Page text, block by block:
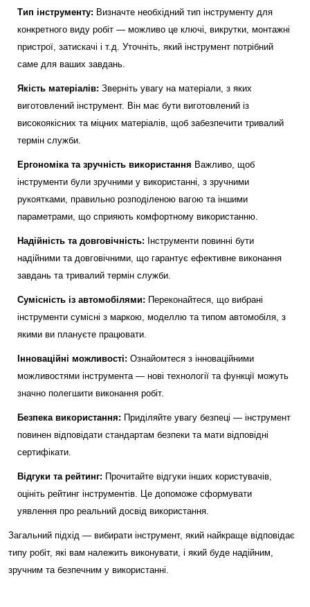
Тип інструменту: Визначте необхідний тип інструменту для
конкретного виду робіт — можливо це ключі, викрутки, монтажні
пристрої, затискачі і т.д. Уточніть, який інструмент потрібний
саме для ваших завдань.
Якість матеріалів: Зверніть увагу на матеріали, з яких
виготовлений інструмент. Він має бути виготовлений із
високоякісних та міцних матеріалів, щоб забезпечити тривалий
термін служби.
Ергономіка та зручність використання Важливо, щоб
інструменти були зручними у використанні, з зручними
рукоятками, правильно розподіленою вагою та іншими
параметрами, що сприяють комфортному використанню.
Надійність та довговічність: Інструменти повинні бути
надійними та довговічними, що гарантує ефективне виконання
завдань та тривалий термін служби.
Сумісність із автомобілями: Переконайтеся, що вибрані
інструменти сумісні з маркою, моделлю та типом автомобіля, з
якими ви плануєте працювати.
Інноваційні можливості: Ознайомтеся з інноваційними
можливостями інструмента — нові технології та функції можуть
значно полегшити виконання робіт.
Безпека використання: Приділяйте увагу безпеці — інструмент
повинен відповідати стандартам безпеки та мати відповідні
сертифікати.
Відгуки та рейтинг: Прочитайте відгуки інших користувачів,
оцініть рейтинг інструментів. Це допоможе сформувати
уявлення про реальний досвід використання.
Загальний підхід — вибирати інструмент, який найкраще відповідає
типу робіт, які вам належить виконувати, і який буде надійним,
зручним та безпечним у використанні.